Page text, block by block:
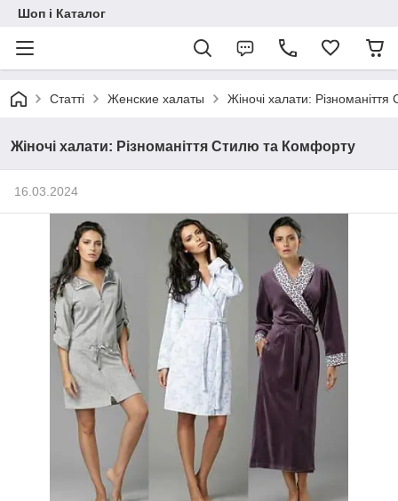
Шоп і Каталог
Статті Женские халаты Жіночі халати:
Жіночі халати: Різноманіття Стилю та Комфорту
16.03.2024